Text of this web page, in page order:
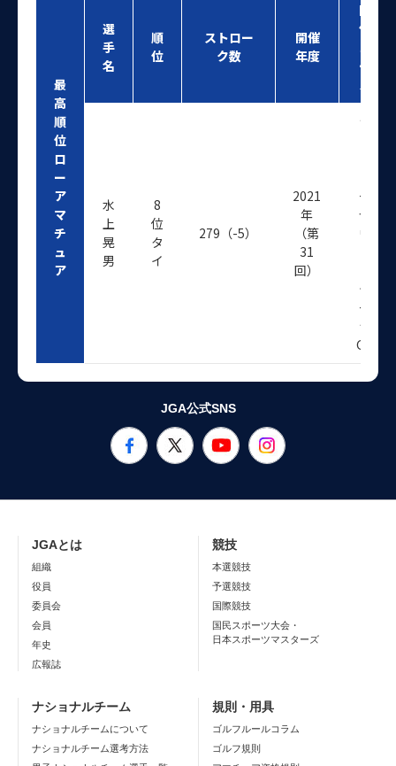
最
高
順
位
ロ
ー
ア
マ
チ
ュ
ア
選
手
名
順
位
ストロー
ク数
開催
年度
開
催
コ
ー
ス
水
上
晃
男
8
位
タ
イ
279（-5）
2021
年
（第
31
回）
シ
ー
ゼ
ヴ
テ
ー
ジ
GC
JGA公式SNS
JGAとは
組織
役員
委員会
会員
年史
広報誌
競技
本選競技
予選競技
国際競技
国民スポーツ大会・
日本スポーツマスターズ
ナショナルチーム
ナショナルチームについて
ナショナルチーム選考方法
規則・用具
ゴルフルールコラム
ゴルフ規則